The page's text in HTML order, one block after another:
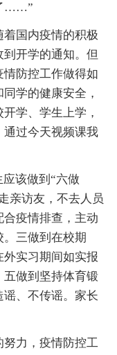
……”
国内疫情的积极
开学的通知。但
防控工作做得如
学的健康安全，
学、学生上学，
过今天视频课我
该做到“六做
亲访友，不去人员
疫情排查，主动
三做到在校期
实习期间如实报
做到坚持体育锻
、不传谣。家长
力，疫情防控工